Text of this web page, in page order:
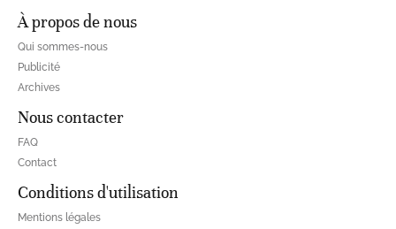
À propos de nous
Qui sommes-nous
Publicité
Archives
Nous contacter
FAQ
Contact
Conditions d'utilisation
Mentions légales